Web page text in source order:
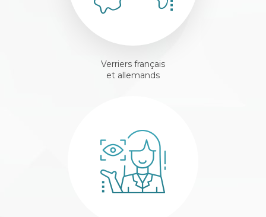
Verriers français
et allemands